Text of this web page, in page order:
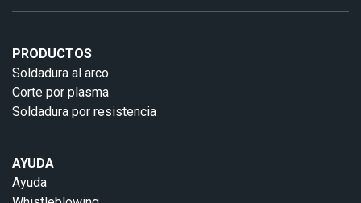
PRODUCTOS
Soldadura al arco
Corte por plasma
Soldadura por resistencia
AYUDA
Ayuda